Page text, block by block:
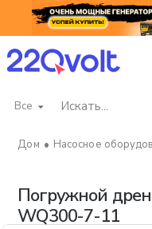
Все
Искать...
Погружной
WQ300-7-11
Насосное